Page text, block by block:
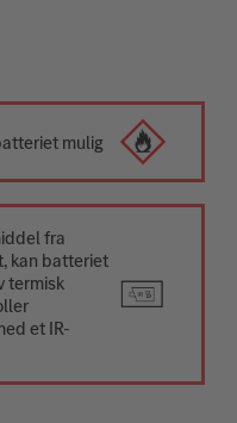
mulig
fra
kan batteriet
termisk
et IR-